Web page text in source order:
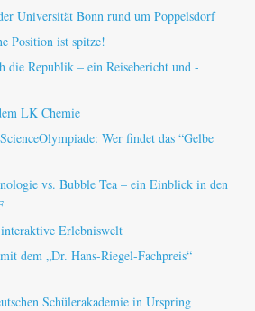
Universität Bonn rund um Poppelsdorf
Position ist spitze!
die Republik – ein Reisebericht und -
LK Chemie
Wer findet das “Gelbe
vs. Bubble Tea – ein Einblick in den
Erlebniswelt
dem „Dr. Hans-Riegel-Fachpreis“
Schülerakademie in Urspring